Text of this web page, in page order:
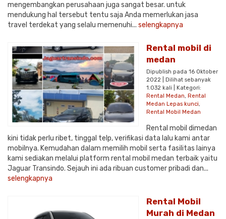
mengembangkan perusahaan juga sangat besar. untuk
mendukung hal tersebut tentu saja Anda memerlukan jasa
travel terdekat yang selalu memenuhi... selengkapnya
Rental mobil di
medan
Dipublish pada 16 Oktober
2022 | Dilihat sebanyak
1.032 kali | Kategori:
Rental Medan, Rental
Medan Lepas kunci,
Rental Mobil Medan
Rental mobil dimedan
kini tidak perlu ribet, tinggal telp, verifikasi data lalu kami antar
mobilnya. Kemudahan dalam memilih mobil serta fasilitas lainya
kami sediakan melalui platform rental mobil medan terbaik yaitu
Jaguar Transindo. Sejauh ini ada ribuan customer pribadi dan...
selengkapnya
Rental Mobil
Murah di Medan